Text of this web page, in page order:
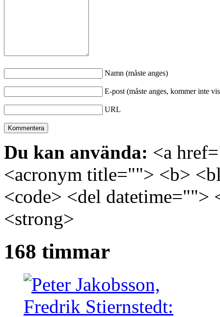
Namn (måste anges)
E-post (måste anges, kommer inte
URL
Du kan använda: <a
<acronym title=""> <b>
<code> <del
<strong>
168 timmar